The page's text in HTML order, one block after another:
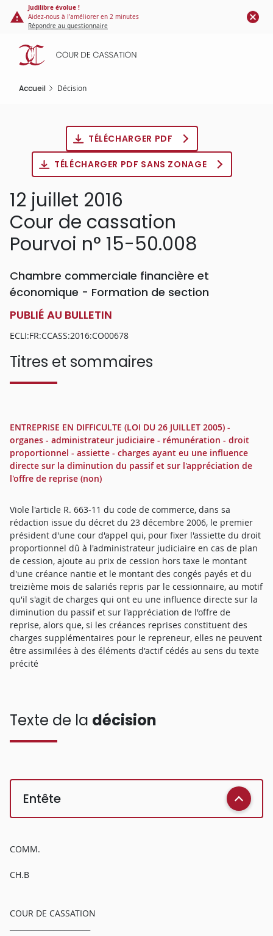
Panneau de gestion des cookies
contenu
principal
Judilibre évolue !
Aidez-nous à l'améliorer en 2 minutes
Répondre au questionnaire
Accueil Décision
TÉLÉCHARGER PDF
TÉLÉCHARGER PDF SANS ZONAGE
12 juillet 2016
Cour de cassation
Pourvoi n° 15-50.008
Chambre commerciale financière et
économique - Formation de section
PUBLIÉ AU BULLETIN
ECLI:FR:CCASS:2016:CO00678
Titres et sommaires
ENTREPRISE EN DIFFICULTE (LOI DU 26 JUILLET 2005) -
organes - administrateur judiciaire - rémunération - droit
proportionnel - assiette - charges ayant eu une influence
directe sur la diminution du passif et sur l'appréciation de
l'offre de reprise (non)
Viole l'article R. 663-11 du code de commerce, dans sa
rédaction issue du décret du 23 décembre 2006, le premier
président d'une cour d'appel qui, pour fixer l'assiette du droit
proportionnel dû à l'administrateur judiciaire en cas de plan
de cession, ajoute au prix de cession hors taxe le montant
d'une créance nantie et le montant des congés payés et du
treizième mois de salariés repris par le cessionnaire, au motif
qu'il s'agit de charges qui ont eu une influence directe sur la
diminution du passif et sur l'appréciation de l'offre de
reprise, alors que, si les créances reprises constituent des
charges supplémentaires pour le repreneur, elles ne peuvent
être assimilées à des éléments d'actif cédés au sens du texte
précité
Texte de la décision
Entête
COMM.
CH.B
COUR DE CASSATION